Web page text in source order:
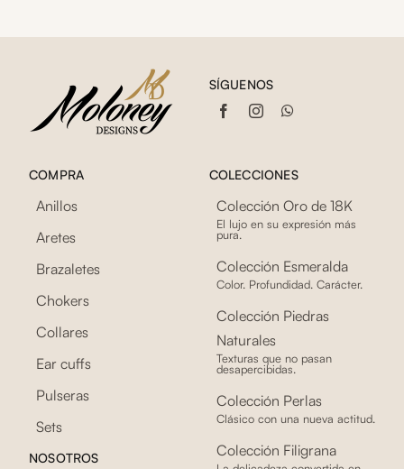
COMPRA
Anillos
Aretes
Brazaletes
Chokers
Collares
Ear cuffs
Pulseras
Sets
NOSOTROS
COLECCIONES
Colección Oro de 18K
El lujo en su expresión más
pura.
Colección Esmeralda
Color. Profundidad. Carácter.
Colección Piedras
Naturales
Texturas que no pasan
desapercibidas.
Colección Perlas
Clásico con una nueva actitud.
Colección Filigrana
SÍGUENOS